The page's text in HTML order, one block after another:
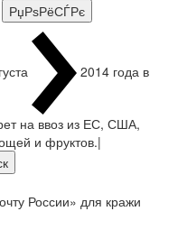
2014 года в
на ввоз из ЕС, США,
и фруктов.|
России» для кражи